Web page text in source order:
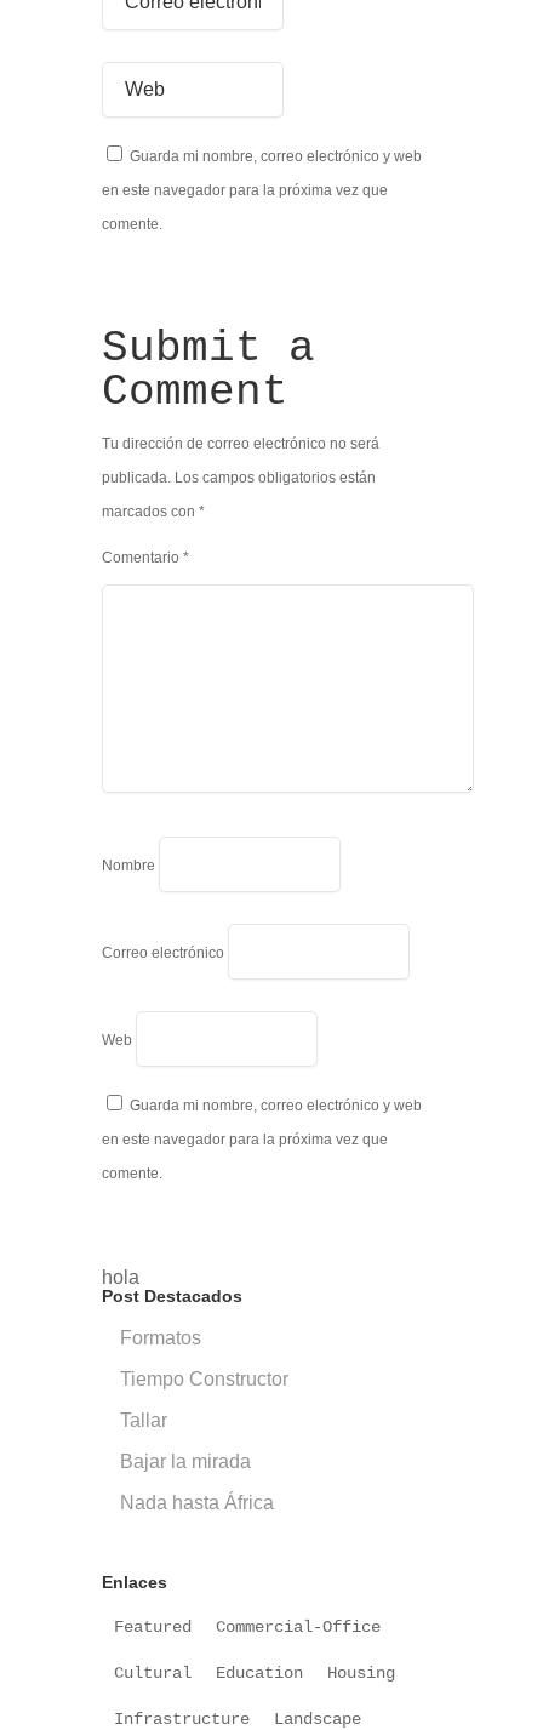
Guarda mi nombre, correo electrónico y web
en este navegador para la próxima vez que
comente.
Submit a
Comment
Tu dirección de correo electrónico no será
publicada. Los campos obligatorios están
marcados con *
Comentario *
Nombre
Correo electrónico
Web
Guarda mi nombre, correo electrónico y web
en este navegador para la próxima vez que
comente.
hola
Post Destacados
Formatos
Tiempo Constructor
Tallar
Bajar la mirada
Nada hasta África
Enlaces
Featured Commercial-Office
Cultural Education Housing
Infrastructure Landscape